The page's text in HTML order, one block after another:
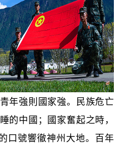
強則國家強。民族危亡
的中國；國家奮起之時，
口號響徹神州大地。百年